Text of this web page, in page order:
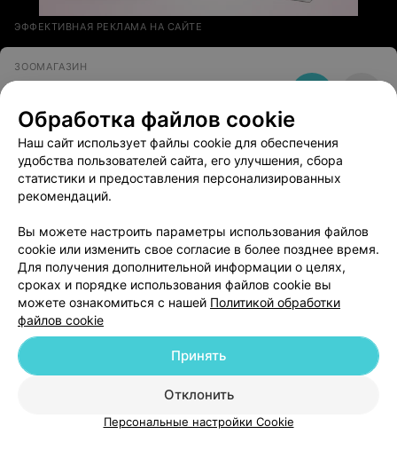
ЭФФЕКТИВНАЯ РЕКЛАМА НА САЙТЕ
ЗООМАГАЗИН
Минск, ул.Чкалова, 1 до 21:00
Добавить компанию
Добавить специалиста
Новости проекта
Размещение рекламы
Медицинский маркетинг
Публичный договор
Обработка файлов cookie
Наш сайт использует файлы cookie для обеспечения
удобства пользователей сайта, его улучшения, сбора
статистики и предоставления персонализированных
рекомендаций.
Вы можете настроить параметры использования файлов
cookie или изменить свое согласие в более позднее время.
Для получения дополнительной информации о целях,
сроках и порядке использования файлов cookie вы
можете ознакомиться с нашей Политикой обработки
файлов cookie
Отклонить
Принять
Персональные настройки Cookie